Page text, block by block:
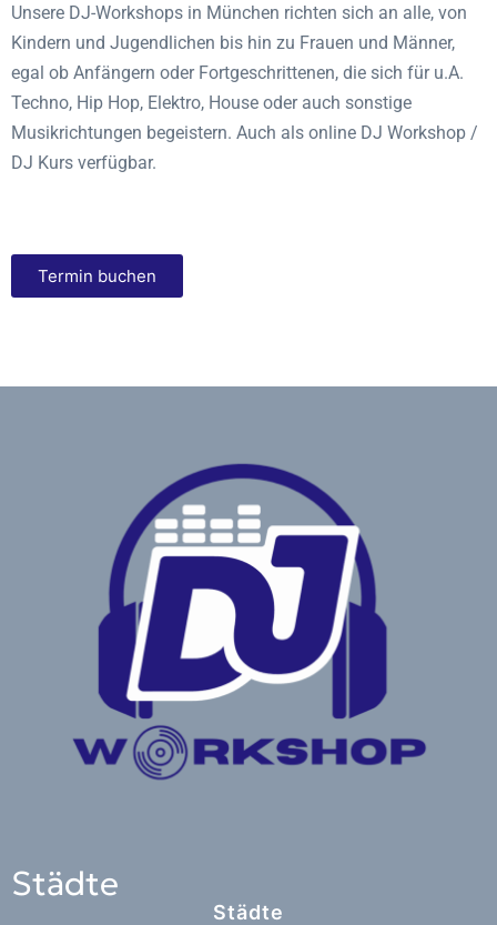
Unsere DJ-Workshops in München richten sich an alle, von
Kindern und Jugendlichen bis hin zu Frauen und Männer,
egal ob Anfängern oder Fortgeschrittenen, die sich für u.A.
Techno, Hip Hop, Elektro, House oder auch sonstige
Musikrichtungen begeistern. Auch als online DJ Workshop /
DJ Kurs verfügbar.
Termin buchen
Städte
Städte